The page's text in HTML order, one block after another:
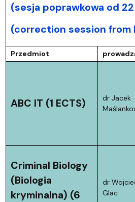
(sesja poprawkowa od
(correction session from
Przedmiot
ABC IT (1 ECTS)
dr Jacek
Criminal Biology
(Biologia
kryminalna) (6
dr
Glac